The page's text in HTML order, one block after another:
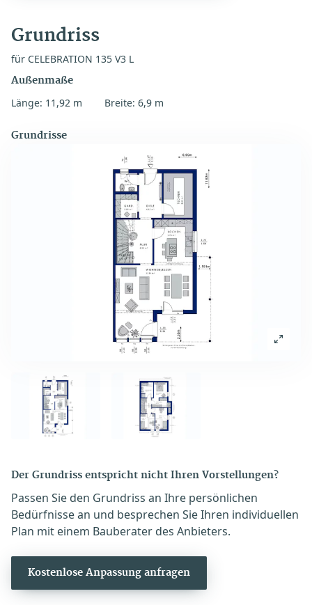
Grundriss
für CELEBRATION 135 V3 L
Außenmaße
Länge: 11,92 m Breite: 6,9 m
Grundrisse
Der Grundriss entspricht nicht Ihren Vorstellungen?
Passen Sie den Grundriss an Ihre persönlichen
Bedürfnisse an und besprechen Sie Ihren individuellen
Plan mit einem Bauberater des Anbieters.
Kostenlose Anpassung anfragen